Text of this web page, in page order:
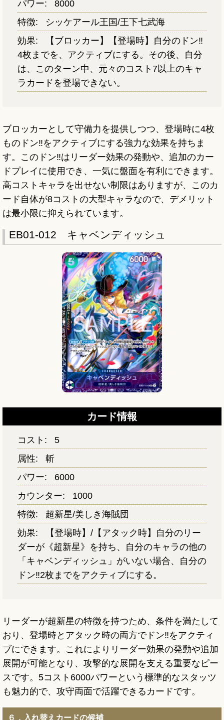
パワー:
8000
特徴:
シッケアール王国/王下七武海
効果:
【ブロッカー】【登場時】自分のドン‼
4枚までを、アクティブにする。その後、自分
は、このターン中、元々のコスト7以上のキャ
ラカードを登場できない。
ブロッカーとして守備力を提供しつつ、登場時に4枚
ものドン‼をアクティブにする強力な効果を持ちま
す。このドン‼はリーダー効果の発動や、追加のカー
ドプレイに使用でき、一気に盤面を有利にできます。
高コストキャラを出せない制限はありますが、このカ
ード自体が8コストの大型キャラなので、デメリット
は最小限に抑えられています。
EB01-012 キャベンディッシュ
カード情報
コスト:
5
属性:
斬
パワー:
6000
カウンター:
1000
特徴:
超新星/美しき海賊団
効果:
【登場時】/【アタック時】自分のリー
ダーが《超新星》を持ち、自分のキャラの他の
「キャベンディッシュ」がいない場合、自分の
ドン‼2枚までをアクティブにする。
リーダーが超新星の特徴を持つため、条件を満たして
おり、登場時とアタック時の両方でドン‼をアクティ
ブにできます。これによりリーダー効果の発動や追加
展開が可能となり、攻撃的な展開を支える重要なピー
スです。5コスト6000パワーという標準的なスタッツ
も魅力的で、攻守両面で活躍できるカードです。
６．入れ替えカードの候補